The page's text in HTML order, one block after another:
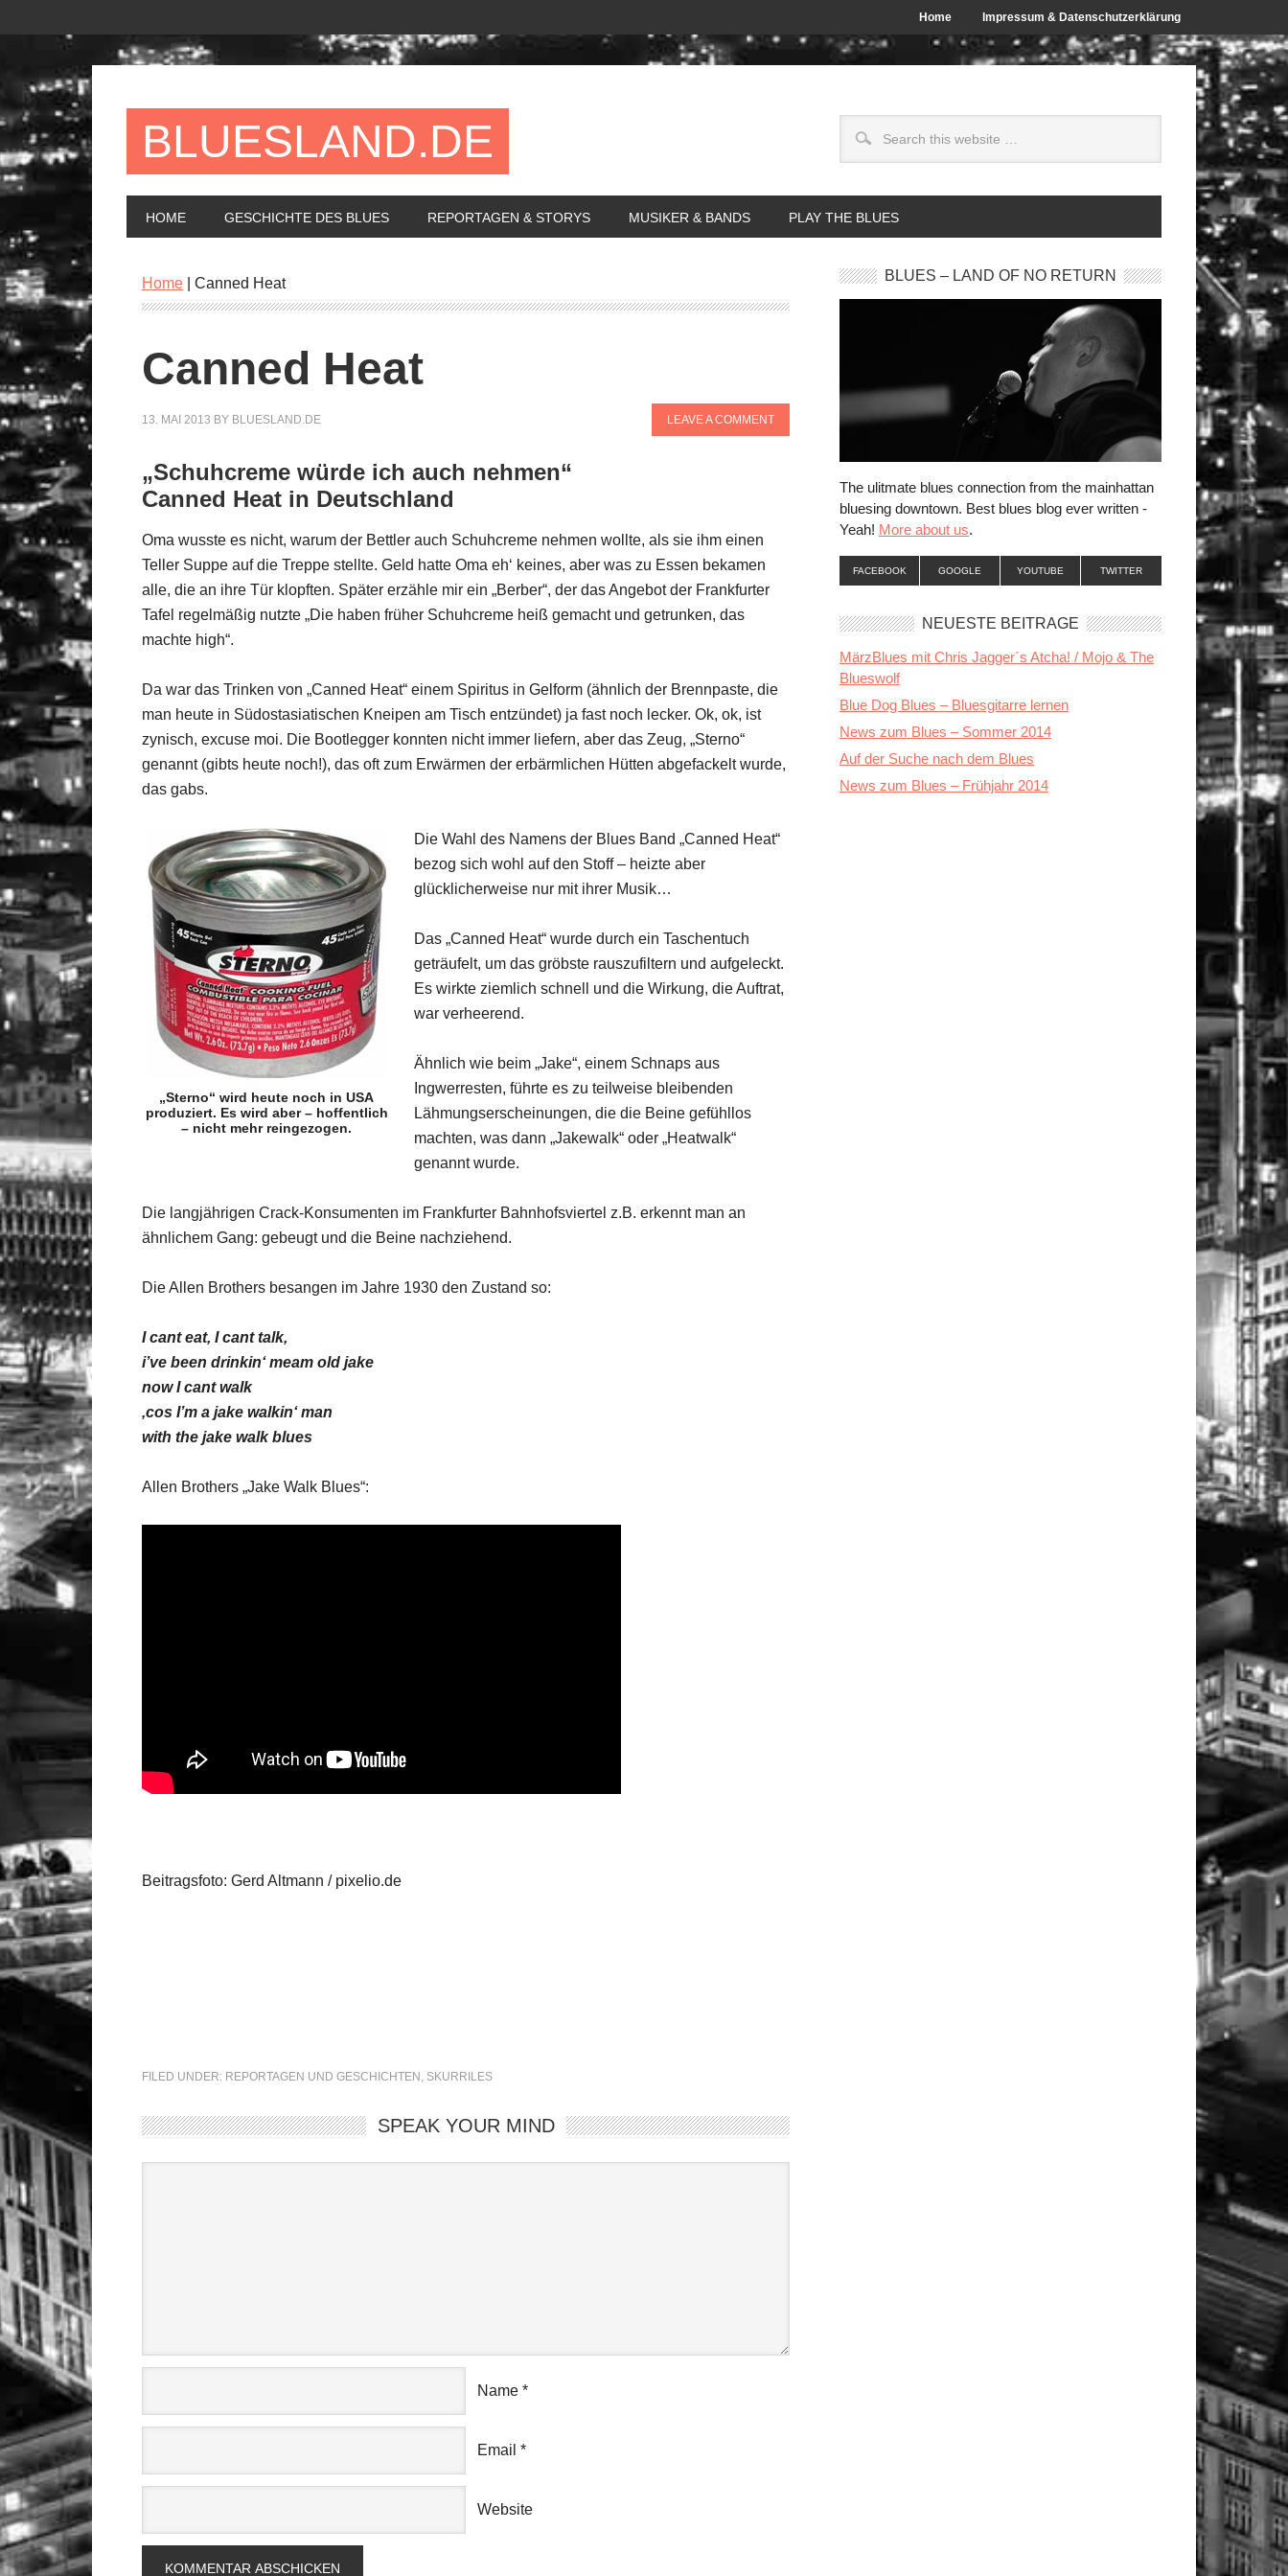
Home Impressum & Datenschutzerklärung
BLUESLAND.DE
HOME GESCHICHTE DES BLUES REPORTAGEN & STORYS MUSIKER & BANDS PLAY THE BLUES
Home Canned Heat
Canned Heat
13. MAI 2013 BY BLUESLAND.DE LEAVE A COMMENT
„Schuhcreme würde ich auch nehmen“
Canned Heat in Deutschland
Oma wusste es nicht, warum der Bettler auch Schuhcreme nehmen wollte, als sie ihm einen
Teller Suppe auf die Treppe stellte. Geld hatte Oma eh‘ keines, aber was zu Essen bekamen
alle, die an ihre Tür klopften. Später erzähle mir ein „Berber“, der das Angebot der Frankfurter
Tafel regelmäßig nutzte „Die haben früher Schuhcreme heiß gemacht und getrunken, das
machte high“.
Da war das Trinken von „Canned Heat“ einem Spiritus in Gelform (ähnlich der Brennpaste, die
man heute in Südostasiatischen Kneipen am Tisch entzündet) ja fast noch lecker. Ok, ok, ist
zynisch, excuse moi. Die Bootlegger konnten nicht immer liefern, aber das Zeug, „Sterno“
genannt (gibts heute noch!), das oft zum Erwärmen der erbärmlichen Hütten abgefackelt wurde,
das gabs.
„Sterno“ wird heute noch in USA
produziert. Es wird aber – hoffentlich
– nicht mehr reingezogen.
Die Wahl des Namens der Blues Band „Canned Heat“
bezog sich wohl auf den Stoff – heizte aber
glücklicherweise nur mit ihrer Musik…
Das „Canned Heat“ wurde durch ein Taschentuch
geträufelt, um das gröbste rauszufiltern und aufgeleckt.
Es wirkte ziemlich schnell und die Wirkung, die Auftrat,
war verheerend.
Ähnlich wie beim „Jake“, einem Schnaps aus
Ingwerresten, führte es zu teilweise bleibenden
Lähmungserscheinungen, die die Beine gefühllos
machten, was dann „Jakewalk“ oder „Heatwalk“
genannt wurde.
Die langjährigen Crack-Konsumenten im Frankfurter Bahnhofsviertel z.B. erkennt man an
ähnlichem Gang: gebeugt und die Beine nachziehend.
Die Allen Brothers besangen im Jahre 1930 den Zustand so:
I cant eat, I cant talk,
i’ve been drinkin‘ meam old jake
now I cant walk
‚cos I’m a jake walkin‘ man
with the jake walk blues
Allen Brothers „Jake Walk Blues“:
Beitragsfoto: Gerd Altmann / pixelio.de
FILED UNDER: REPORTAGEN UND GESCHICHTEN , SKURRILES
SPEAK YOUR MIND
Name *
Email *
Website
BLUES – LAND OF NO RETURN
The ulitmate blues connection from the mainhattan
bluesing downtown. Best blues blog ever written -
Yeah! More about us.
FACEBOOK GOOGLE YOUTUBE TWITTER
NEUESTE BEITRÄGE
MärzBlues mit Chris Jagger´s Atcha! / Mojo & The
Blueswolf
Blue Dog Blues – Bluesgitarre lernen
News zum Blues – Sommer 2014
Auf der Suche nach dem Blues
News zum Blues – Frühjahr 2014